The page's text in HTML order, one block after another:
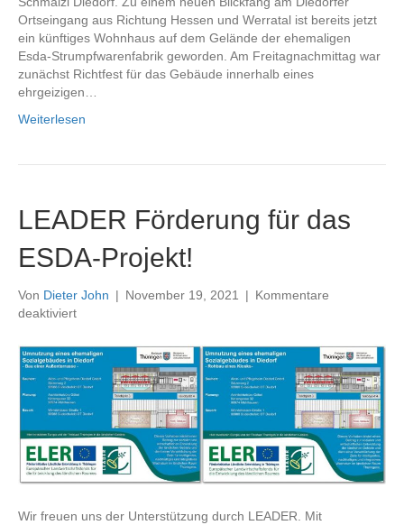
Ortseingang aus Richtung Hessen und Werratal ist bereits jetzt
ein künftiges Wohnhaus auf dem Gelände der ehemaligen
Esda-Strumpfwarenfabrik geworden. Am Freitagnachmittag war
zunächst Richtfest für das Gebäude innerhalb eines
ehrgeizigen…
Weiterlesen
LEADER Förderung für das
ESDA-Projekt!
Von Dieter John | November 19, 2021 | Kommentare
deaktiviertfür
Förderung
für
das
ESDA-
Projekt!
Wir freuen uns der Unterstützung durch LEADER. Mit